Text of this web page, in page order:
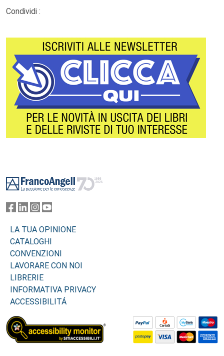
Condividi :
LA TUA OPINIONE
CATALOGHI
CONVENZIONI
LAVORARE CON NOI
LIBRERIE
INFORMATIVA PRIVACY
ACCESSIBILITÁ